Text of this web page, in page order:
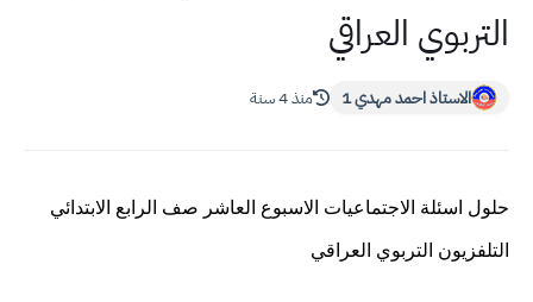
التربوي العراقي
الاستاذ احمد مهدي 1 منذ 4 سنة
حلول اسئلة الاجتماعيات الاسبوع العاشر صف الرابع الابتدائي
التلفزيون التربوي العراقي